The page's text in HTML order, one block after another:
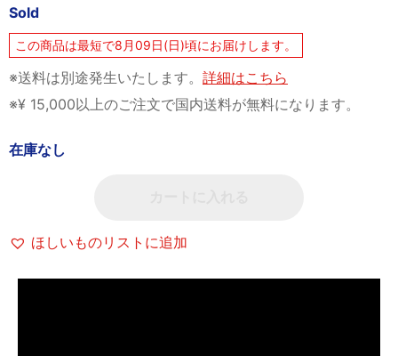
Sold
この商品は最短で8月09日(日)頃にお届けします。
※送料は別途発生いたします。 詳細はこちら
※¥ 15,000以上のご注文で国内送料が無料になります。
在庫なし
ほしいものリストに追加